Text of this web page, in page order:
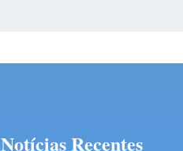
Notícias Recentes